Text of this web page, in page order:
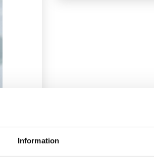
Information